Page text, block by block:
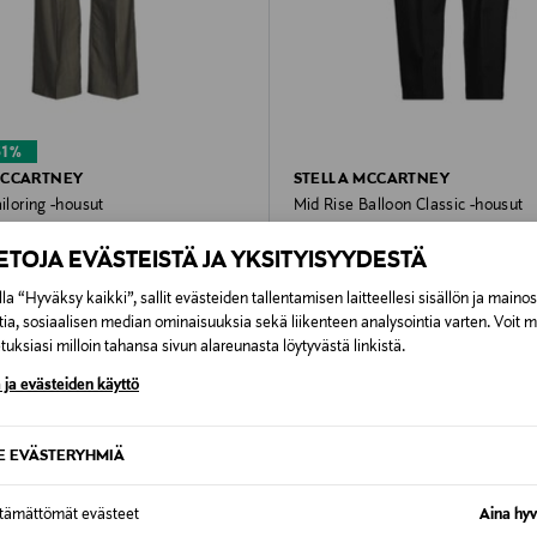
EVÄSTEISTÄ JA YKSITYISYYDESTÄ
“Hyväksy kaikki”, sallit evästeiden tallentamisen laitteellesi sisällön ja
sosiaalisen median ominaisuuksia sekä liikenteen analysointia varten. Voit
milloin tahansa sivun alareunasta löytyvästä linkistä.
ja evästeiden käyttö
EVÄSTERYHMIÄ
evästeet Aina
-housut
STELLA MCCARTNEY
Mid Rise Balloon Classic -housut